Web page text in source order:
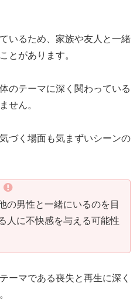
いるため、家族や友人と一緒
とがあります。
のテーマに深く関わっている
せん。
づく場面も気まずいシーンの
の男性と一緒にいるのを目
人に不快感を与える可能性
ーマである喪失と再生に深く